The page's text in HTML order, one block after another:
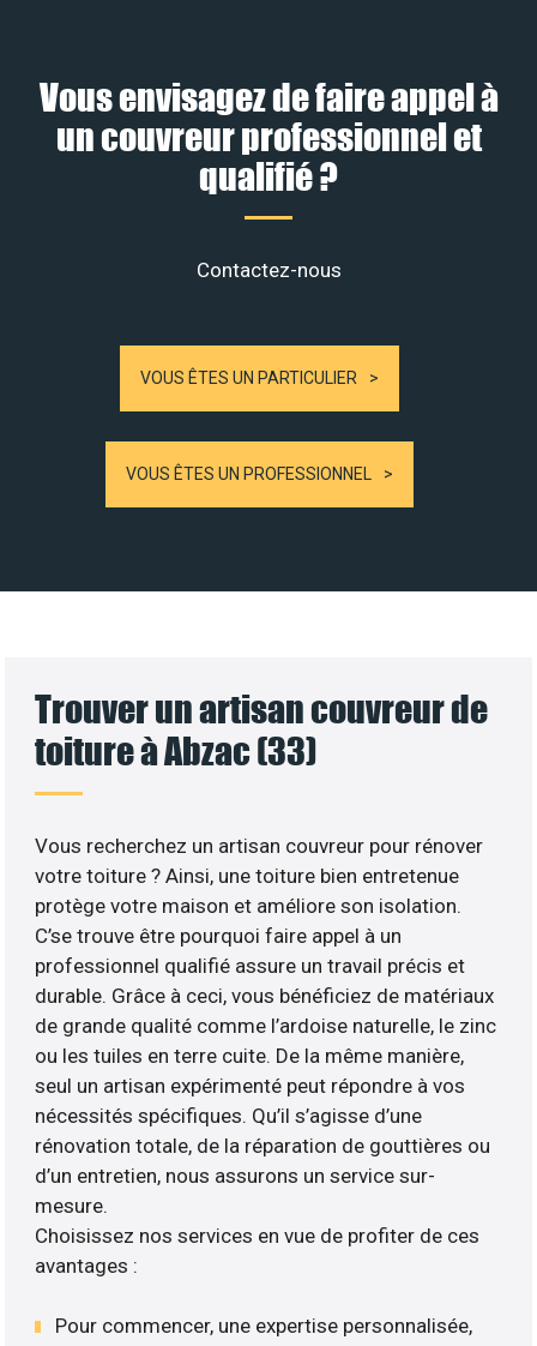
Vous envisagez de faire appel à
un couvreur professionnel et
qualifié ?
Contactez-nous
VOUS ÊTES UN PARTICULIER
VOUS ÊTES UN PROFESSIONNEL
Trouver un artisan couvreur de
toiture à Abzac (33)
Vous recherchez un artisan couvreur pour rénover
votre toiture ? Ainsi, une toiture bien entretenue
protège votre maison et améliore son isolation.
C’se trouve être pourquoi faire appel à un
professionnel qualifié assure un travail précis et
durable. Grâce à ceci, vous bénéficiez de matériaux
de grande qualité comme l’ardoise naturelle, le zinc
ou les tuiles en terre cuite. De la même manière,
seul un artisan expérimenté peut répondre à vos
nécessités spécifiques. Qu’il s’agisse d’une
rénovation totale, de la réparation de gouttières ou
d’un entretien, nous assurons un service sur-
mesure.
Choisissez nos services en vue de profiter de ces
avantages :
Pour commencer, une expertise personnalisée,